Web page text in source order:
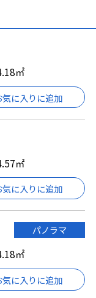
㎡
気に入りに追加
㎡
気に入りに追加
パノラマ
㎡
気に入りに追加